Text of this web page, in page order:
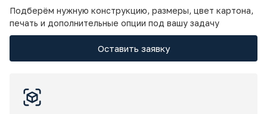
Подберём нужную конструкцию, размеры, цвет картона,
печать и дополнительные опции под вашу задачу
Оставить заявку